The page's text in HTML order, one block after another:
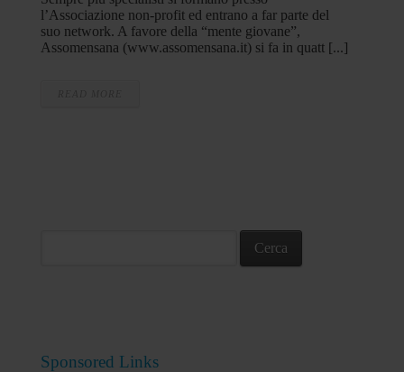
l’Associazione non-profit ed entrano a far parte del
suo network. A favore della “mente giovane”,
Assomensana (www.assomensana.it) si fa in quatt [...]
Sponsored Links